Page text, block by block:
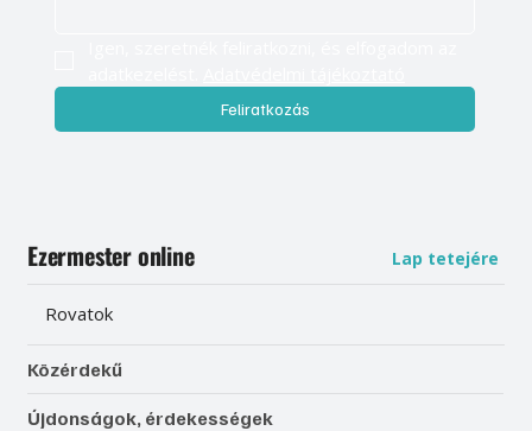
Feliratkozás
Ezermester online Lap tetejére
Rovatok
Közérdekű
Újdonságok, érdekességek